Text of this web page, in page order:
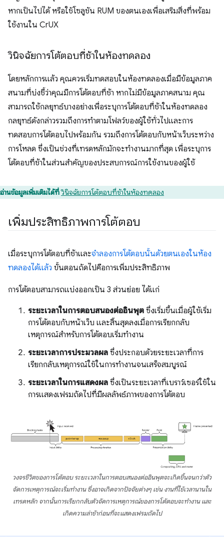
หากเป็นไปได้ หรือใช้โซลูชัน RUM ของตนเองเพื่อเสริมสิ่งที่พร้อม
ใช้งานใน CrUX
วินิจฉัยการโต้ตอบที่ช้าในห้องทดลอง
โดยหลักการแล้ว คุณควรเริ่มทดสอบในห้องทดลองเมื่อมีข้อมูลภาค
สนามที่บ่งชี้ว่าคุณมีการโต้ตอบที่ช้า หากไม่มีข้อมูลภาคสนาม คุณ
สามารถใช้กลยุทธ์บางอย่างเพื่อระบุการโต้ตอบที่ช้าในห้องทดลอง
กลยุทธ์ดังกล่าวรวมถึงการทำตามโฟลว์ของผู้ใช้ทั่วไปและการ
ทดสอบการโต้ตอบไปพร้อมกัน รวมถึงการโต้ตอบกับหน้าเว็บระหว่าง
การโหลด ซึ่งเป็นช่วงที่เทรดหลักมักจะทำงานมากที่สุด เพื่อระบุการ
โต้ตอบที่ช้าในส่วนสำคัญของประสบการณ์การใช้งานของผู้ใช้
อ่านข้อมูลเพิ่มเติมได้ที่วินิจฉัยการโต้ตอบที่ช้าในห้องทดลอง
เพิ่มประสิทธิภาพการโต้ตอบ
เมื่อระบุการโต้ตอบที่ช้าและจำลองการโต้ตอบนั้นด้วยตนเองในห้อง
ทดลองได้แล้ว ขั้นตอนถัดไปคือการเพิ่มประสิทธิภาพ
การโต้ตอบสามารถแบ่งออกเป็น 3 ส่วนย่อย ได้แก่
ระยะเวลาในการตอบสนองต่ออินพุต ซึ่งเริ่มขึ้นเมื่อผู้ใช้เริ่ม
การโต้ตอบกับหน้าเว็บ และสิ้นสุดลงเมื่อการเรียกกลับ
เหตุการณ์สำหรับการโต้ตอบเริ่มทำงาน
ระยะเวลาการประมวลผล ซึ่งประกอบด้วยระยะเวลาที่การ
เรียกกลับเหตุการณ์ใช้ในการทำงานจนเสร็จสมบูรณ์
ระยะเวลาในการแสดงผล ซึ่งเป็นระยะเวลาที่เบราว์เซอร์ใช้ใน
การแสดงเฟรมถัดไปที่มีผลลัพธ์ภาพของการโต้ตอบ
วงจรชีวิตของการโต้ตอบ ระยะเวลาในการตอบสนองต่ออินพุตจะเกิดขึ้นจนกว่าตัว
จัดการเหตุการณ์จะเริ่มทำงาน ซึ่งอาจเกิดจากปัจจัยต่างๆ เช่น งานที่ใช้เวลานานใน
เทรดหลัก จากนั้นการเรียกกลับตัวจัดการเหตุการณ์ของการโต้ตอบจะทำงาน และ
เกิดความล่าช้าก่อนที่จะแสดงเฟรมถัดไป